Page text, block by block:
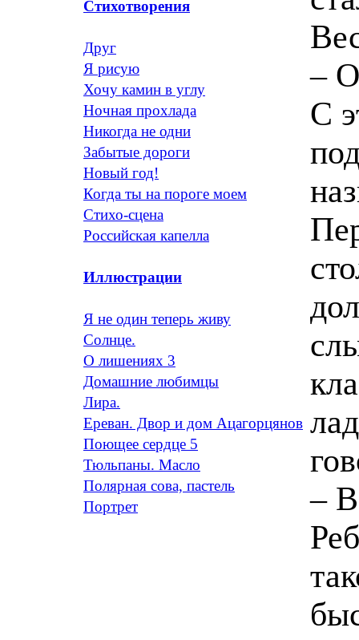
Стихотворения
Друг
Я рисую
Хочу камин в углу
Ночная прохлада
Никогда не одни
Забытые дороги
Новый год!
Когда ты на пороге моем
Стихо-сцена
Российская капелла
Иллюстрации
Я не один теперь живу
Солнце.
О лишениях 3
Домашние любимцы
Лира.
Ереван. Двор и дом Ацагорцянов
Поющее сердце 5
Тюльпаны. Масло
Полярная сова, пастель
Портрет
–
С
–